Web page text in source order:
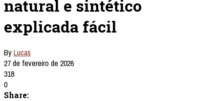
natural e sintético
explicada fácil
ByLucas
27 de fevereiro de 2026
318
0
Share: